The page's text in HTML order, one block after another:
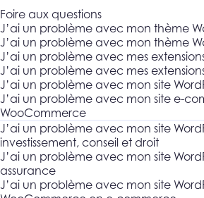
Foire aux questions
J’ai un problème avec mon thème
J’ai un problème avec mon thème
J’ai un problème avec mes
J’ai un problème avec mes
J’ai un problème avec mon site
J’ai un problème avec mon site e-
WooCommerce
J’ai un problème avec mon site
investissement, conseil et droit
J’ai un problème avec mon site
assurance
J’ai un problème avec mon site